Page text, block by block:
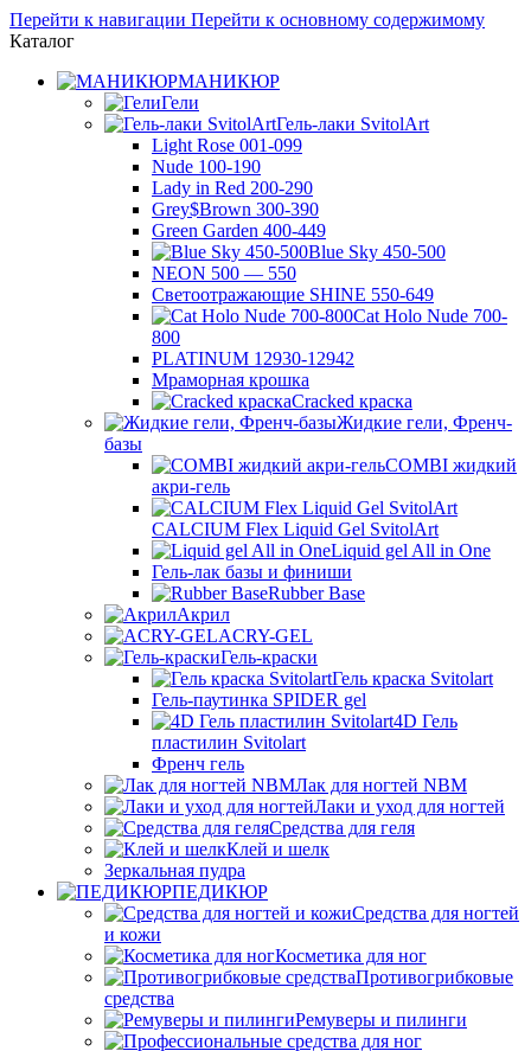
Перейти к навигации Перейти к основному содержимому
Каталог
МАНИКЮР
Гели
Гель-лаки SvitolArt
Light Rose 001-099
Nude 100-190
Lady in Red 200-290
Grey$Brown 300-390
Green Garden 400-449
Blue Sky 450-500
NEON 500 — 550
Светоотражающие SHINE 550-649
Cat Holo Nude 700-
800
PLATINUM 12930-12942
Мраморная крошка
Cracked краска
Жидкие гели, Френч-
базы
COMBI жидкий
акри-гель
CALCIUM Flex Liquid Gel SvitolArt
Liquid gel All in One
Гель-лак базы и финиши
Rubber Base
Акрил
ACRY-GEL
Гель-краски
Гель краска Svitolart
Гель-паутинка SPIDER gel
4D Гель
пластилин Svitolart
Френч гель
Лак для ногтей NBM
Лаки и уход для ногтей
Средства для геля
Клей и шелк
Зеркальная пудра
ПЕДИКЮР
Средства для ногтей
и кожи
Косметика для ног
Противогрибковые
средства
Ремуверы и пилинги